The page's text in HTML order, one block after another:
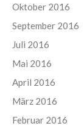
Oktober 2016
September 2016
Juli 2016
Mai 2016
April 2016
März 2016
Februar 2016